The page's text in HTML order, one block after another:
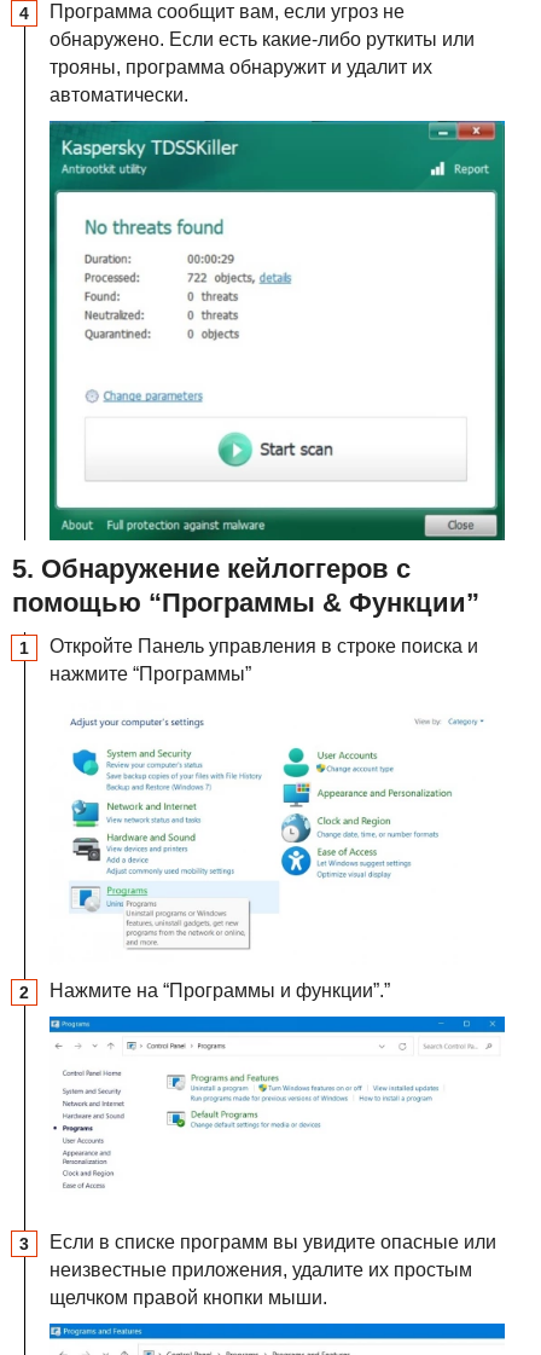
Программа сообщит вам, если угроз не
обнаружено. Если есть какие-либо руткиты или
трояны, программа обнаружит и удалит их
автоматически.
5. Обнаружение кейлоггеров с
помощью “Программы & Функции”
Откройте Панель управления в строке поиска и
нажмите “Программы”
Нажмите на “Программы и функции”.”
Если в списке программ вы увидите опасные или
неизвестные приложения, удалите их простым
щелчком правой кнопки мыши.